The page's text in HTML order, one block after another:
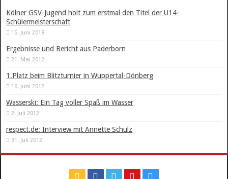
Kölner GSV-Jugend holt zum erstmal den Titel der U14-
Schülermeisterschaft
15. Juni 2018
Ergebnisse und Bericht aus Paderborn
21. Mai 2012
1.Platz beim Blitzturnier in Wuppertal-Dönberg
16. Juni 2012
Wasserski: Ein Tag voller Spaß im Wasser
2. Juli 2012
respect.de: Interview mit Annette Schulz
31. Juli 2012